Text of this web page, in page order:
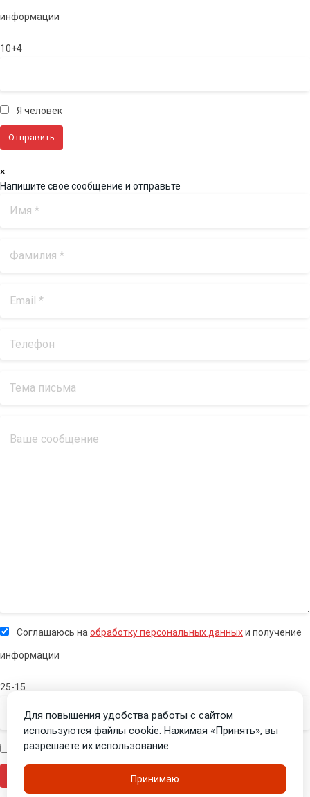
информации
10+4
Я человек
×
Напишите свое сообщение и отправьте
Соглашаюсь на обработку персональных данныхи получение
информации
25-15
Я человек
Для повышения удобства работы с сайтом
используются файлы cookie. Нажимая «Принять», вы
разрешаете их использование.
Принимаю